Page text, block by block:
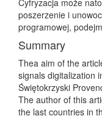
Cyfryzacja może
poszerzenie i
programowej,
Summary
Thea aim of the
signals digitalization
Świętokrzyski
The author of this
the last countries in